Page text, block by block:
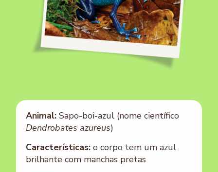
Animal: Sapo-boi-azul (nome científico
Dendrobates azureus)
Características: o corpo tem um azul
brilhante com manchas pretas